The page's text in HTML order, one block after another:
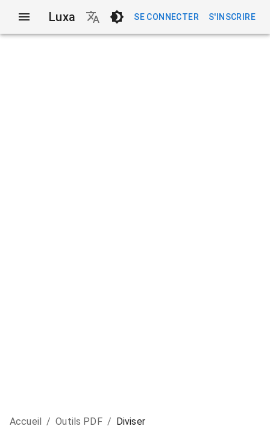
Luxa SE CONNECTER S'INSCRIRE
Accueil / Outils PDF / Diviser